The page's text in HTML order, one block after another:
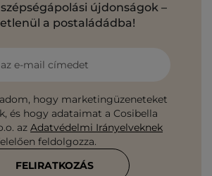
újdonságok –
a postaládádba!
e-mail címedet
hogy marketingüzeneteket
és hogy adataimat a Cosibella
az Adatvédelmi Irányelveknek
feldolgozza.
FELIRATKOZÁS